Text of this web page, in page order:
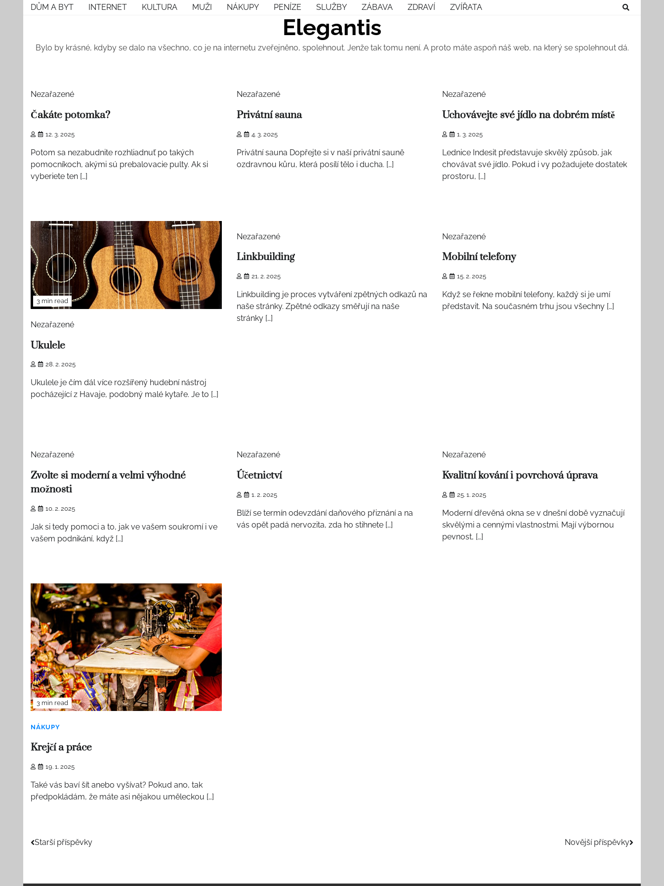
Skip
DŮM A BYT INTERNET KULTURA MUŽI NÁKUPY PENÍZE SLUŽBY ZÁBAVA ZDRAVÍ ZVÍŘATA
Elegantis
Bylo by krásné, kdyby se dalo na všechno, co je na internetu zveřejněno, spolehnout. Jenže tak tomu není. A proto máte aspoň náš web, na který se spolehnout dá.
Nezařazené
Čakáte potomka?
12. 3. 2025
Potom sa nezabudnite rozhliadnuť po takých
pomocníkoch, akými sú prebalovacie pulty. Ak si
vyberiete ten […]
Nezařazené
Privátní sauna
4. 3. 2025
Privátní sauna Dopřejte si v naší privátní sauně
ozdravnou kůru, která posílí tělo i ducha. […]
Nezařazené
Uchovávejte své jídlo na dobrém místě
1. 3. 2025
Lednice Indesit představuje skvělý způsob, jak
chovávat své jídlo. Pokud i vy požadujete dostatek
prostoru, […]
3 min read
Nezařazené
Ukulele
28. 2. 2025
Ukulele je čím dál více rozšířený hudební nástroj
pocházející z Havaje, podobný malé kytaře. Je to […]
Nezařazené
Linkbuilding
21. 2. 2025
Linkbuilding je proces vytváření zpětných odkazů na
naše stránky. Zpětné odkazy směřují na naše
stránky […]
Nezařazené
Mobilní telefony
15. 2. 2025
Když se řekne mobilní telefony, každý si je umí
představit. Na současném trhu jsou všechny […]
Nezařazené
Zvolte si moderní a velmi výhodné
možnosti
10. 2. 2025
Jak si tedy pomoci a to, jak ve vašem soukromí i ve
vašem podnikání, když […]
Nezařazené
Účetnictví
1. 2. 2025
Blíží se termín odevzdání daňového přiznání a na
vás opět padá nervozita, zda ho stihnete […]
Nezařazené
Kvalitní kování i povrchová úprava
25. 1. 2025
Moderní dřevěná okna se v dnešní době vyznačují
skvělými a cennými vlastnostmi. Mají výbornou
pevnost, […]
3 min read
NÁKUPY
Krejčí a práce
19. 1. 2025
Také vás baví šít anebo vyšívat? Pokud ano, tak
předpokládám, že máte asi nějakou uměleckou […]
Navigace
příspěvky
Starší příspěvky Novější příspěvky